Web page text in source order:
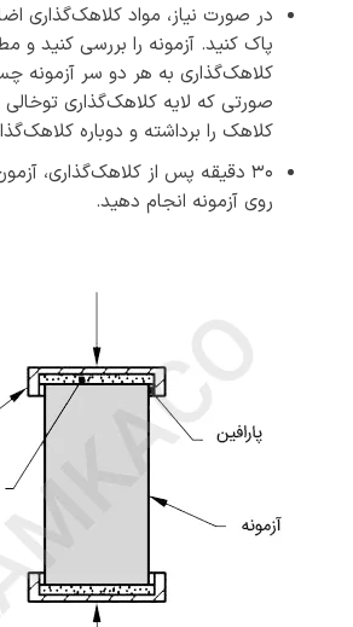
در صورت نیاز، مواد کلاهک‌گذاری
پاک کنید. آزمونه را بررسی کنید و
کلاهک‌گذاری به هر دو سر آزمونه
صورتی که لایه کلاهک‌گذاری
کلاهک را برداشته و دوباره
۳۰ دقیقه پس از کلاهک‌گذاری،
روی آزمونه انجام دهید.